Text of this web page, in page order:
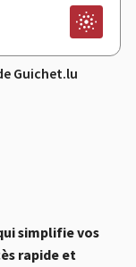
Guichet.lu
simplifie vos
rapide et